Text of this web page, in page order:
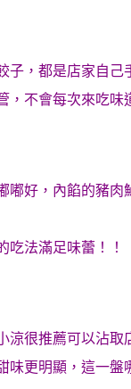
子，都是店家自己
，不會每次來吃味
嘟好，內餡的豬肉
吃法滿足味蕾！！
涼很推薦可以沾取
味更明顯，這一盤